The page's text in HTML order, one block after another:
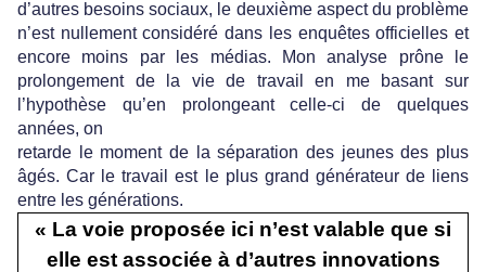
d’autres besoins sociaux, le deuxième aspect du problème
n’est nullement considéré dans les enquêtes officielles et
encore moins par les médias. Mon analyse prône le
prolongement de la vie de travail en me basant sur
l’hypothèse qu’en prolongeant celle-ci de quelques
années, on
retarde le moment de la séparation des jeunes des plus
âgés. Car le travail est le plus grand générateur de liens
entre les générations.
« La voie proposée ici n’est valable que si
elle est associée à d’autres innovations